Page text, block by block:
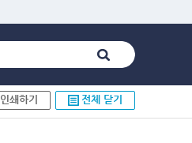
인쇄하기 전체 닫기